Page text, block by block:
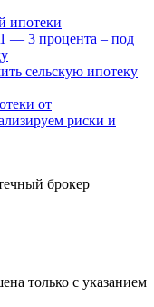
ипотеки
— 3 процента – под
сельскую ипотеку
от
риски и
брокер
только с указанием